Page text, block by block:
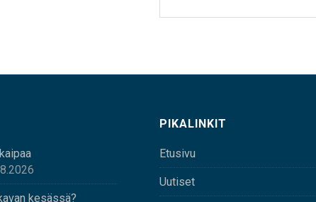
kesässä?
PIKALINKIT
Etusivu
Uutiset